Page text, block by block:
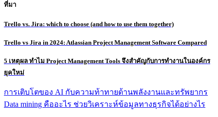
ที่มา
Trello vs. Jira: which to choose (and how to use them together)
Trello vs Jira in 2024: Atlassian Project Management Software Compared
5 เหตุผล ทำไม Project Management Tools จึงสำคัญกับการทำงานในองค์กร
ยุคใหม่
การเติบโตของ AI กับความท้าทายด้านพลังงานและทรัพยากร
Data mining คืออะไร ช่วยวิเคราะห์ข้อมูลทางธุรกิจได้อย่างไร